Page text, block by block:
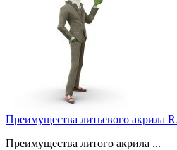
Преимущества литьевого акрила
Преимущества литого акрила ...